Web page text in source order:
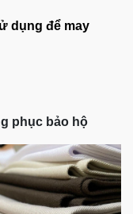
dụng để may
phục bảo hộ